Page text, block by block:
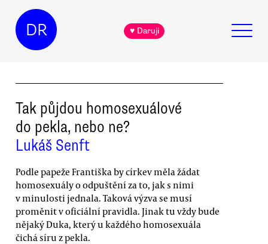
DR ♥ Daruji
Tak půjdou homosexuálové
do pekla, nebo ne?
Lukáš Senft
Podle papeže Františka by církev měla žádat
homosexuály o odpuštění za to, jak s nimi
v minulosti jednala. Taková výzva se musí
proměnit v oficiální pravidla. Jinak tu vždy bude
nějaký Duka, který u každého homosexuála
čichá síru z pekla.